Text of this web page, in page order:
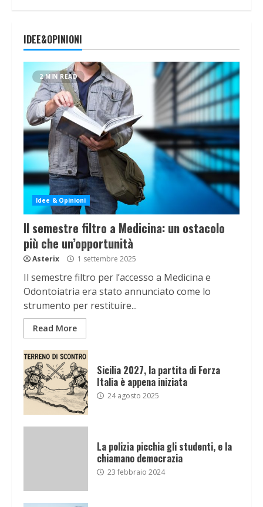
IDEE&OPINIONI
2 MIN READ
Idee & Opinioni
Il semestre filtro a Medicina: un ostacolo
più che un’opportunità
Asterix 1 settembre 2025
Il semestre filtro per l’accesso a Medicina e
Odontoiatria era stato annunciato come lo
strumento per restituire...
Read More
Sicilia 2027, la partita di Forza
Italia è appena iniziata
24 agosto 2025
La polizia picchia gli studenti, e la
chiamano democrazia
23 febbraio 2024